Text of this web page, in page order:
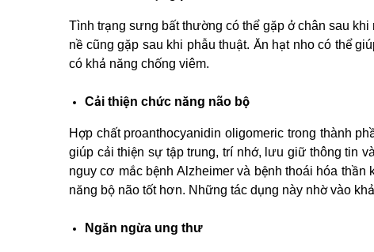
Tình trạng sưng bất thường có thể gặp ở chân sau
nề cũng gặp sau khi phẫu thuật. Ăn hạt nho có thể
có khả năng chống viêm.
Cải thiện chức năng não bộ
Hợp chất proanthocyanidin oligomeric trong thành
giúp cải thiện sự tập trung, trí nhớ, lưu giữ thông tin
nguy cơ mắc bệnh Alzheimer và bệnh thoái hóa
năng bộ não tốt hơn. Những tác dụng này nhờ vào
Ngăn ngừa ung thư